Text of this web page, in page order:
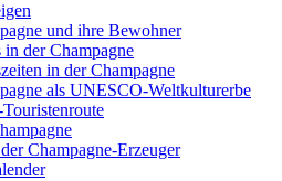
und ihre Bewohner
in der Champagne
in der Champagne
als UNESCO-Weltkulturerbe
Champagne-Erzeuger